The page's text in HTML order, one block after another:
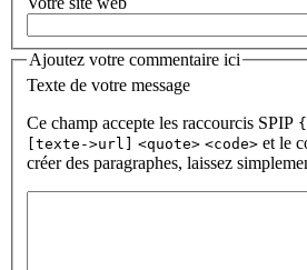
Ajoutez votre commentaire ici
Texte de votre message
Ce champ accepte les raccourcis SPIP
[texte->url]
<quote> <code> et le
créer des paragraphes, laissez